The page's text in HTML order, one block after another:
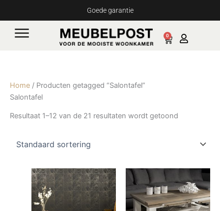
inhoud
Goede garantie
0
Cart
Home / Producten getagged “Salontafel”
Salontafel
Resultaat 1–12 van de 21 resultaten wordt getoond